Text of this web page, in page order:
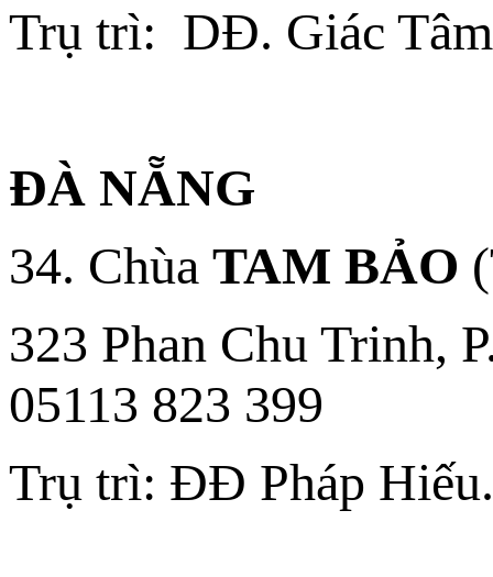
Trụ trì: DĐ. Giác
ĐÀ NẴNG
34. Chùa TAM BẢO
323 Phan Chu Trinh,
05113 823 399
Trụ trì: ĐĐ Pháp